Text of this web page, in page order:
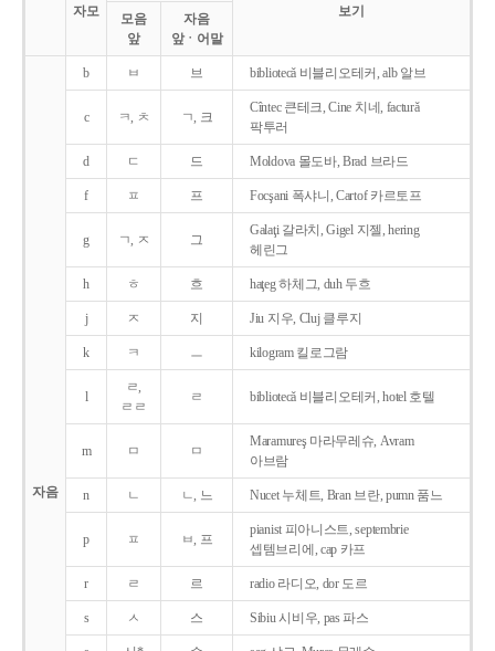
자모
보기
모음
앞
자음
앞ㆍ어말
자음
b ㅂ 브 bibliotecǎ 비블리오테커, alb 알브
c ㅋ, ㅊ ㄱ, 크
Cîntec 큰테크, Cine 치네, facturǎ
팍투러
d ㄷ 드 Moldova 몰도바, Brad 브라드
f ㅍ 프 Focşani 폭샤니, Cartof 카르토프
g ㄱ, ㅈ 그
Galaţi 갈라치, Gigel 지젤, hering
헤린그
h ㅎ 흐 haţeg 하체그, duh 두흐
j ㅈ 지 Jiu 지우, Cluj 클루지
k ㅋ ㅡ kilogram 킬로그람
l
ㄹ,
ㄹㄹ
ㄹ bibliotecǎ 비블리오테커, hotel 호텔
m ㅁ ㅁ
Maramureş 마라무레슈, Avram
아브람
n ㄴ ㄴ, 느 Nucet 누체트, Bran 브란, pumn 품느
p ㅍ ㅂ, 프
pianist 피아니스트, septembrie
셉템브리에, cap 카프
r ㄹ 르 radio 라디오, dor 도르
s ㅅ 스 Sibiu 시비우, pas 파스